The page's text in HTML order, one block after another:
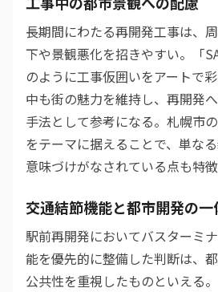
長期間にわたる再開発工事は、
下や景観悪化を招きやすい。「
のように工事仮囲いをアートで
中も街の魅力を維持し、再開発
手法として参考になる。札幌市
をテーマに据えることで、単な
意味づけがなされている点も特徴
交通結節機能と都市開発の一
駅前再開発においてバスターミ
能を優先的に整備した判断は、
公共性を重視したものといえる